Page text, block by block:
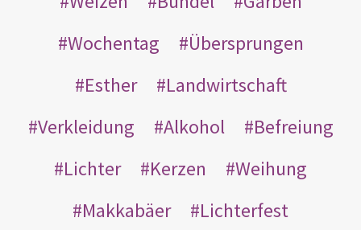
Wochentag
Übersprungen
Esther
Landwirtschaft
Verkleidung
Alkohol
Befreiung
Lichter
Kerzen
Weihung
Makkabäer
Lichterfest